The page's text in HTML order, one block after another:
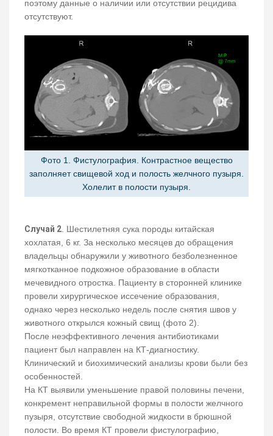
поэтому данные о наличии или отсутствии рецидива
отсутствуют.
Фото 1. Фистулография. Контрастное вещество
заполняет свищевой ход и полость желчного пузыря.
Холелит в полости пузыря.
Случай 2. Шестилетняя сука породы китайская
хохлатая, 6 кг. За несколько месяцев до обращения
владельцы обнаружили у животного безболезненное
мягкотканное подкожное образование в области
мечевидного отростка. Пациенту в сторонней клинике
провели хирургическое иссечение образования,
однако через несколько недель после снятия швов у
животного открылся кожный свищ (фото 2).
После неэффективного лечения антибиотиками
пациент был направлен на КТ-диагностику.
Клинический и биохимический анализы крови были без
особенностей.
На КТ выявили уменьшение правой половины печени,
конкремент неправильной формы в полости желчного
пузыря, отсутствие свободной жидкости в брюшной
полости. Во время КТ провели фистулографию,